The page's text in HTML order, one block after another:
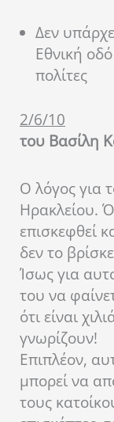
Δεν
Εθνική
πολίτες
2/6/10
του Βασίλη
Ο λόγος για
Ηρακλείου.
επισκεφθεί
δεν το
Ίσως για
του να
ότι είναι
γνωρίζουν!
Επιπλέον,
μπορεί να
τους